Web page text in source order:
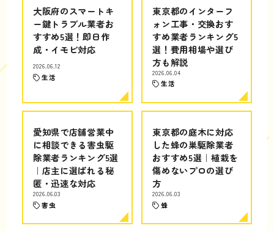
大阪府のスマートキ
ー鍵トラブル業者お
すすめ5選！即日作
成・イモビ対応
2026.06.12
生活
東京都のインターフ
ォン工事・交換おす
すめ業者ランキング5
選！費用相場や選び
方も解説
2026.06.04
生活
愛知県で店舗営業中
に相談できる害虫駆
除業者ランキング5選
｜店主に選ばれる秘
匿・迅速な対応
2026.06.03
害虫
東京都の庭木に対応
した蜂の巣駆除業者
おすすめ5選｜植栽を
傷めないプロの選び
方
2026.06.03
蜂